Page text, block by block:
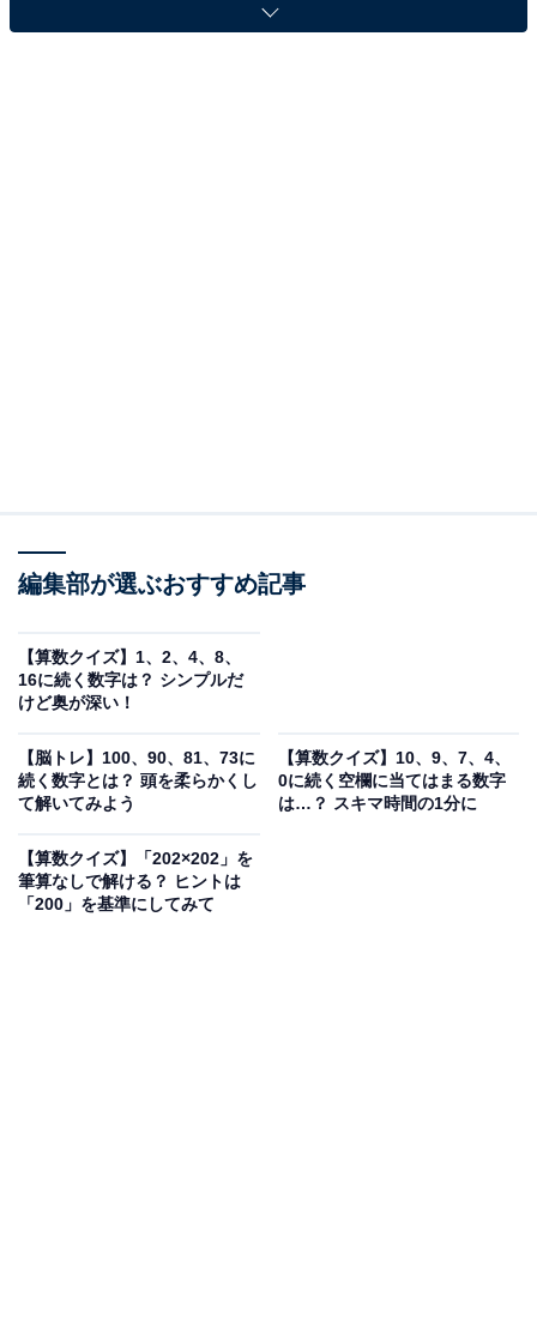
か？
次ページ
編集部が選ぶおすすめ記事
【算数クイズ】1、2、4、8、
16に続く数字は？ シンプルだ
けど奥が深い！
【脳トレ】100、90、81、73に
続く数字とは？ 頭を柔らかくし
て解いてみよう
【算数クイズ】10、9、7、4、
0に続く空欄に当てはまる数字
は…？ スキマ時間の1分に
【算数クイズ】「202×202」を
筆算なしで解ける？ ヒントは
「200」を基準にしてみて